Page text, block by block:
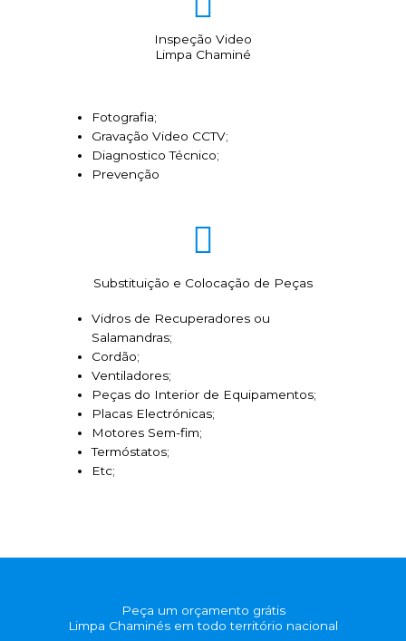
Inspeção Video
Limpa Chaminé
Fotografia;
Gravação Video CCTV;
Diagnostico Técnico;
Prevenção
Substituição e Colocação de Peças
Vidros de Recuperadores ou
Salamandras;
Cordão;
Ventiladores;
Peças do Interior de Equipamentos;
Placas Electrónicas;
Motores Sem-fim;
Termóstatos;
Etc;
Peça um orçamento grátis
Limpa Chaminés em todo território nacional